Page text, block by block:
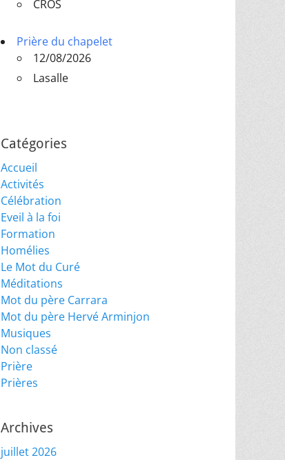
CROS
Prière du chapelet
12/08/2026
Lasalle
Catégories
Accueil
Activités
Célébration
Eveil à la foi
Formation
Homélies
Le Mot du Curé
Méditations
Mot du père Carrara
Mot du père Hervé Arminjon
Musiques
Non classé
Prière
Prières
Archives
juillet 2026